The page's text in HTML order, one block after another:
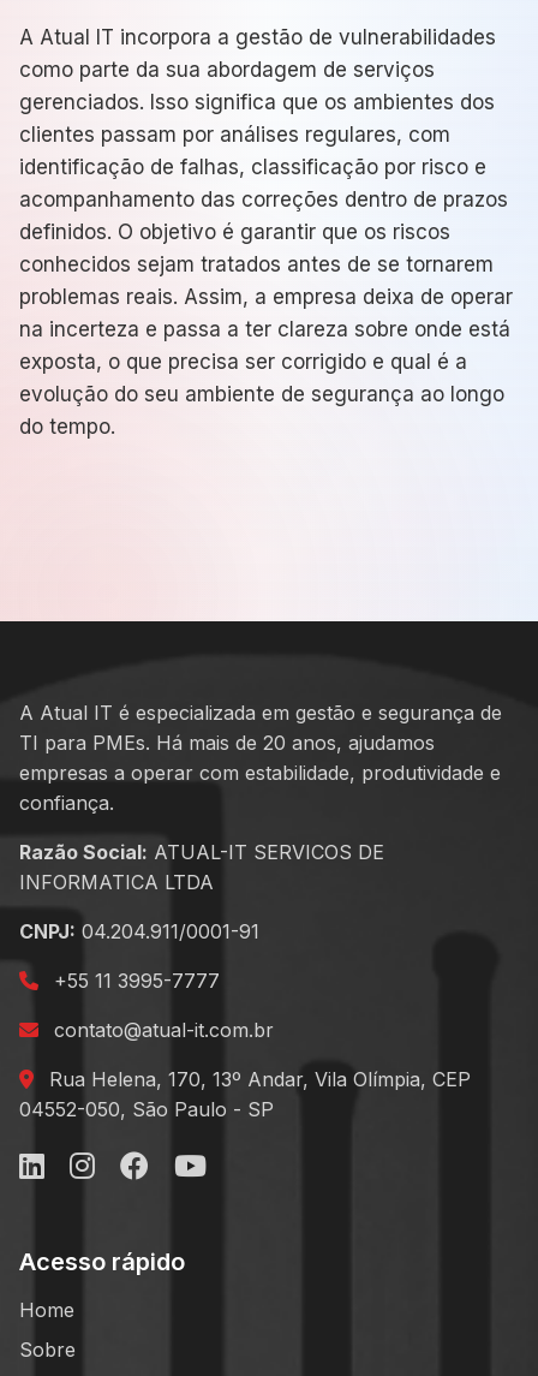
A Atual IT incorpora a gestão de vulnerabilidades
como parte da sua abordagem de serviços
gerenciados. Isso significa que os ambientes dos
clientes passam por análises regulares, com
identificação de falhas, classificação por risco e
acompanhamento das correções dentro de prazos
definidos. O objetivo é garantir que os riscos
conhecidos sejam tratados antes de se tornarem
problemas reais. Assim, a empresa deixa de operar
na incerteza e passa a ter clareza sobre onde está
exposta, o que precisa ser corrigido e qual é a
evolução do seu ambiente de segurança ao longo
do tempo.
A Atual IT é especializada em gestão e segurança de
TI para PMEs. Há mais de 20 anos, ajudamos
empresas a operar com estabilidade, produtividade e
confiança.
Razão Social: ATUAL-IT SERVICOS DE
INFORMATICA LTDA
CNPJ: 04.204.911/0001-91
+55 11 3995-7777
contato@atual-it.com.br
Rua Helena, 170, 13º Andar, Vila Olímpia, CEP
04552-050, São Paulo - SP
Acesso rápido
Home
Sobre